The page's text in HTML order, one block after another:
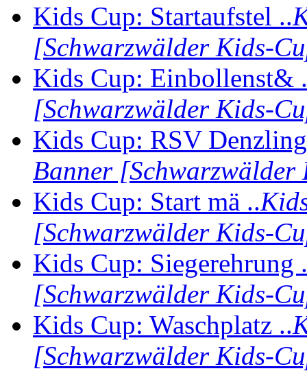
Kids Cup: Startaufstel ..
[Schwarzwälder Kids-
Kids Cup: Einbollenst&
[Schwarzwälder Kids-
Kids Cup: RSV
Banner
Kids Cup: Start mä ..
[Schwarzwälder Kids-
Kids Cup: Siegerehrung
[Schwarzwälder Kids-
Kids Cup: Waschplatz ..
[Schwarzwälder Kids-